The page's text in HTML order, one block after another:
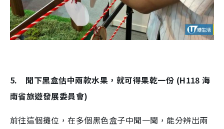
5. 聞下黑盒估中兩款水果，就可得果乾一份 (H118 海
南省旅遊發展委員會)
前往這個攤位，在多個黑色盒子中聞一聞，能分辨出兩